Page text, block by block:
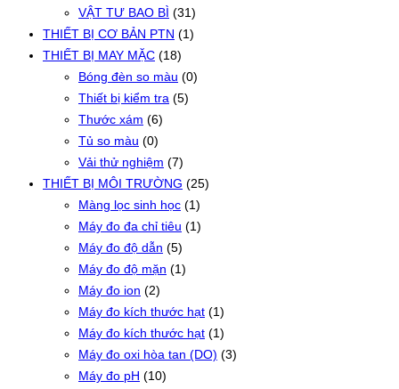
VẬT TƯ BAO BÌ (31)
THIẾT BỊ CƠ BẢN PTN (1)
THIẾT BỊ MAY MẶC (18)
Bóng đèn so màu (0)
Thiết bị kiểm tra (5)
Thước xám (6)
Tủ so màu (0)
Vải thử nghiệm (7)
THIẾT BỊ MÔI TRƯỜNG (25)
Màng lọc sinh học (1)
Máy đo đa chỉ tiêu (1)
Máy đo độ dẫn (5)
Máy đo độ mặn (1)
Máy đo ion (2)
Máy đo kích thước hạt (1)
Máy đo kích thước hạt (1)
Máy đo oxi hòa tan (DO) (3)
Máy đo pH (10)